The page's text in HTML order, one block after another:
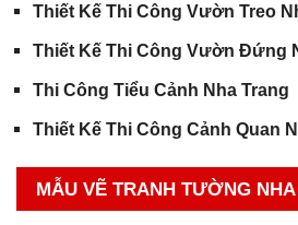
Thiết Kế Thi Công Vườn Treo
Thiết Kế Thi Công Vườn Đứng
Thi Công Tiểu Cảnh Nha Trang
Thiết Kế Thi Công Cảnh Quan
MẪU VẼ TRANH TƯỜNG